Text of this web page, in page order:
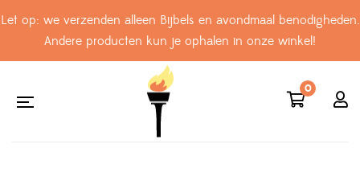
Let op: we verzenden alleen Bijbels en avondmaal benodigheden.
Andere producten kun je ophalen in onze winkel!
0